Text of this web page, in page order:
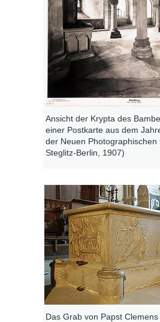
Ansicht der Krypta des
einer Postkarte aus dem
der Neuen Photographischen
Steglitz-Berlin, 1907)
Das Grab von Papst Clemens